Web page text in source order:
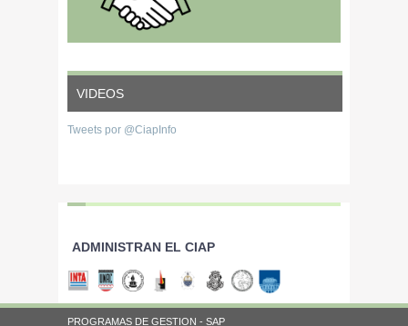
VIDEOS
Tweets por @CiapInfo
ADMINISTRAN EL CIAP
PROGRAMAS DE GESTION - SAP